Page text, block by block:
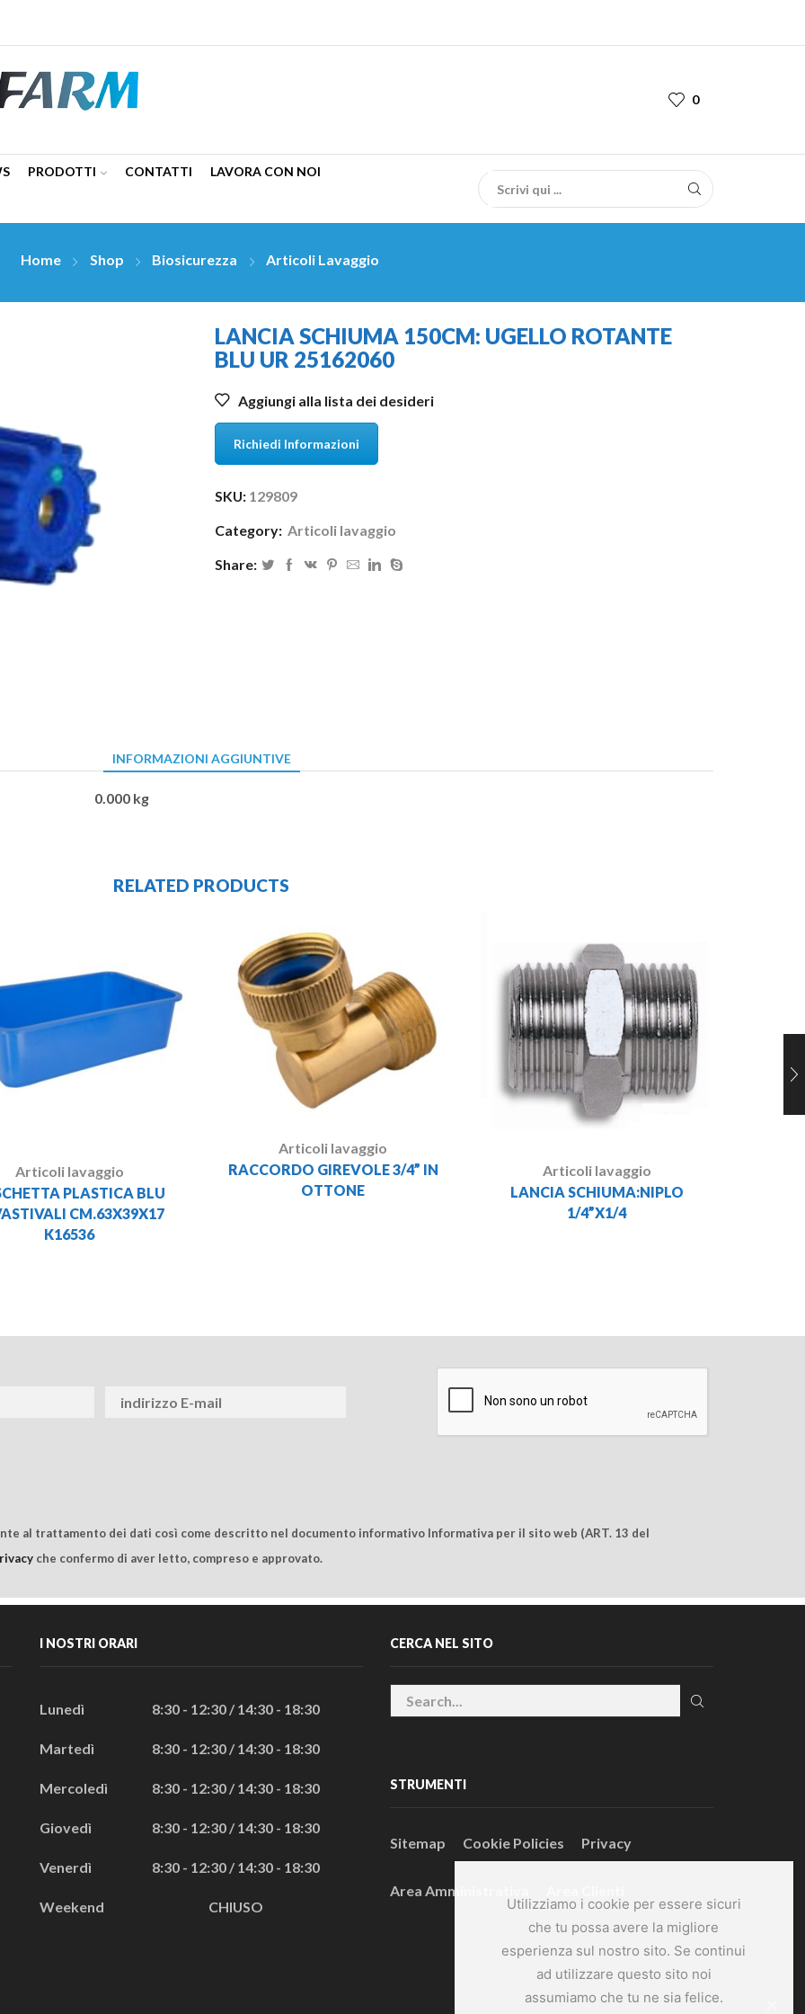
Utilizziamo i cookie per essere sicuri
che tu possa avere la migliore
esperienza sul nostro sito. Se continui
ad utilizzare questo sito noi
assumiamo che tu ne sia felice.
0
PRODOTTI CONTATTI LAVORA CON NOI
Home Shop Biosicurezza Articoli Lavaggio
LANCIA SCHIUMA 150CM: UGELLO ROTANTE
BLU UR 25162060
Aggiungi alla lista dei desideri
Richiedi Informazioni
SKU: 129809
Category: Articoli lavaggio
Share:
INFORMAZIONI AGGIUNTIVE
0.000 kg
RELATED PRODUCTS
Articoli lavaggio
PLASTICA BLU
CM.63X39X17
K16536
Articoli lavaggio
RACCORDO GIREVOLE 3/4” IN
OTTONE
Articoli lavaggio
LANCIA SCHIUMA:NIPLO
1/4”X1/4
al trattamento dei dati così come descritto nel documento informativo Informativa per il sito web (ART. 13 del
che confermo di aver letto, compreso e approvato.
I NOSTRI ORARI
Lunedì 8:30 - 12:30 / 14:30 - 18:30
Martedì 8:30 - 12:30 / 14:30 - 18:30
Mercoledì 8:30 - 12:30 / 14:30 - 18:30
Giovedì 8:30 - 12:30 / 14:30 - 18:30
Venerdì 8:30 - 12:30 / 14:30 - 18:30
Weekend CHIUSO
CERCA NEL SITO
STRUMENTI
Sitemap Cookie Policies Privacy
Area Amministrativa